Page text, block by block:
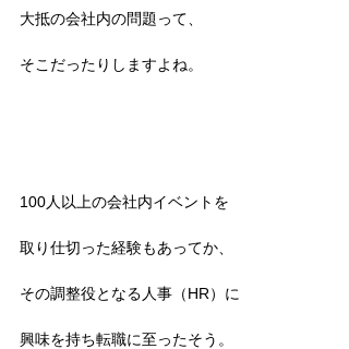
大抵の会社内の問題って、
そこだったりしますよね。
100人以上の会社内イベントを
取り仕切った経験もあってか、
その調整役となる人事（HR）に
興味を持ち転職に至ったそう。